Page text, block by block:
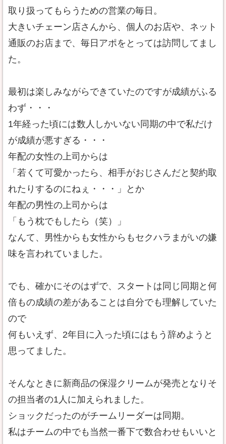
取り扱ってもらうための営業の毎日。
大きいチェーン店さんから、個人のお店や、ネット
通販のお店まで、毎日アポをとっては訪問してまし
た。
最初は楽しみながらできていたのですが成績がふる
わず・・・
1年経った頃には数人しかいない同期の中で私だけ
が成績が悪すぎる・・・
年配の女性の上司からは
「若くて可愛かったら、相手がおじさんだと契約取
れたりするのにねぇ・・・」とか
年配の男性の上司からは
「もう枕でもしたら（笑）」
なんて、男性からも女性からもセクハラまがいの嫌
味を言われていました。
でも、確かにそのはずで、スタートは同じ同期と何
倍もの成績の差があることは自分でも理解していた
ので
何もいえず、2年目に入った頃にはもう辞めようと
思ってました。
そんなときに新商品の保湿クリームが発売となりそ
の担当者の1人に加えられました。
ショックだったのがチームリーダーは同期。
私はチームの中でも当然一番下で数合わせもいいと